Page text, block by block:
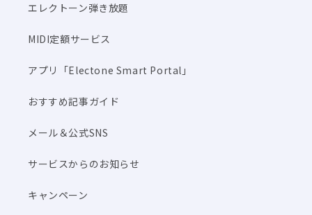
エレクトーン弾き放題
MIDI定額サービス
アプリ「Electone Smart Portal」
おすすめ記事ガイド
メール＆公式SNS
サービスからのお知らせ
キャンペーン